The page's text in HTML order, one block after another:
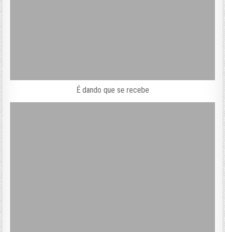
É dando que se recebe